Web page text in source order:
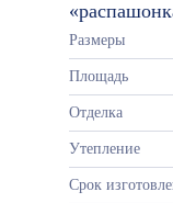
Размеры
Площадь
Отделка
Утепление
Срок